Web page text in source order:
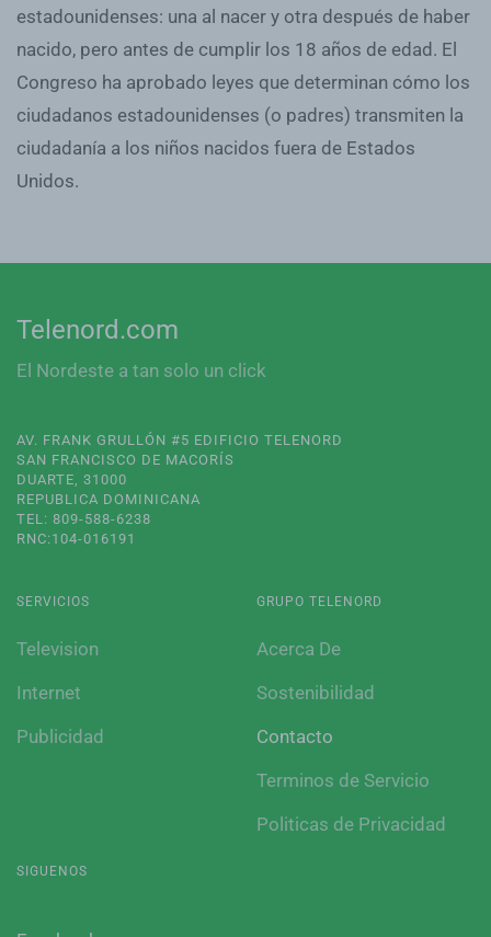
estadounidenses: una al nacer y otra después de haber
nacido, pero antes de cumplir los 18 años de edad. El
Congreso ha aprobado leyes que determinan cómo los
ciudadanos estadounidenses (o padres) transmiten la
ciudadanía a los niños nacidos fuera de Estados
Unidos.
Telenord.com
El Nordeste a tan solo un click
AV. FRANK GRULLÓN #5 EDIFICIO TELENORD
SAN FRANCISCO DE MACORÍS
DUARTE, 31000
REPUBLICA DOMINICANA
TEL: 809-588-6238
RNC:104-016191
SERVICIOS
Television
Internet
Publicidad
GRUPO TELENORD
Acerca De
Sostenibilidad
Contacto
Terminos de Servicio
Politicas de Privacidad
SIGUENOS